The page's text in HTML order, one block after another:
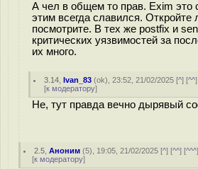
А чел в общем то прав. Exim
этим всегда славился. Откройте
посмотрите. В тех же postfix и
критических уязвимостей за
их много.
3.14 ,Ivan_83 (ok), 23:52, 21/02/2025 [^] [^^
[к модератору]
Не, тут правда вечно дырявый
2.5 ,Аноним (5), 19:05, 21/02/2025 [^] [^^] [^^^
[к модератору]